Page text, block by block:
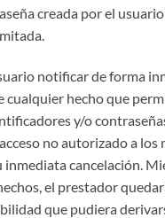
creada por el
notificar de forma
cualquier hecho que
y/o
no autorizado a los
inmediata cancelación.
el prestador
que pudiera